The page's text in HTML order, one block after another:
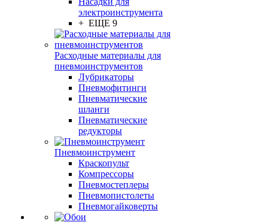
электроинструмента
+ ЕЩЕ 9
Расходные материалы для
пневмоинструментов
Лубрикаторы
Пневмофитинги
Пневматические
шланги
Пневматические
редукторы
Пневмоинструмент
Краскопульт
Компрессоры
Пневмостеплеры
Пневмопистолеты
Пневмогайковерты